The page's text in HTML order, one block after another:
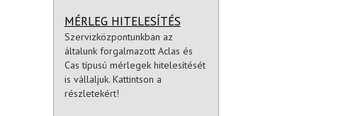
MÉRLEG HITELESÍTÉS
Szervizközpontunkban az
általunk forgalmazott Aclas és
Cas típusú mérlegek hitelesítését
is vállaljuk. Kattintson a
részletekért!